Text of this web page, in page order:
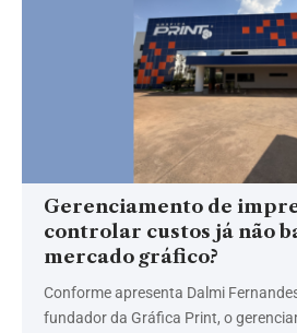
Gerenciamento de
controlar custos já não
mercado gráfico?
Conforme apresenta Dalmi
fundador da Gráfica Print, o